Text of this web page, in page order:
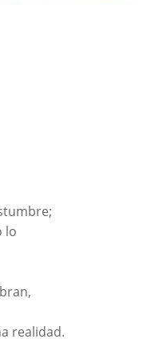
lo
realidad.